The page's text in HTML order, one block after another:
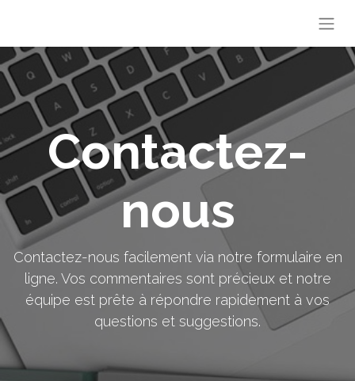
Contactez-
nous
Contactez-nous facilement via notre formulaire en
ligne. Vos commentaires sont précieux et notre
équipe est prête à répondre rapidement à vos
questions et suggestions.